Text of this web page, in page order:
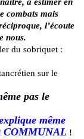
combats mais
l’écoute
nous.
du sobriquet :
sur le
pas le
même
COMMUNAL !